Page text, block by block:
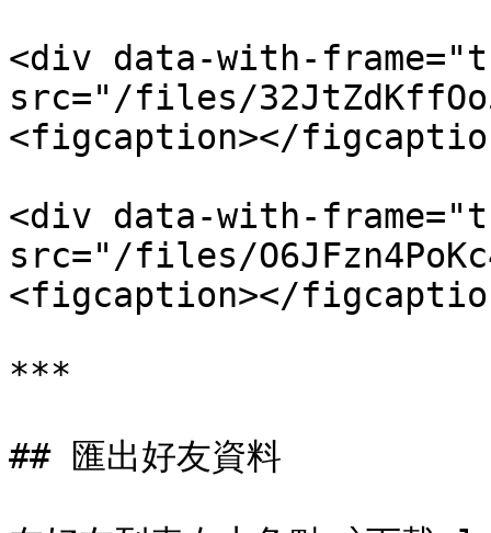
<div data-with-
src="/files/
<figcaption></
<div data-with-
src="/files/
<figcaption></
***
## 匯出好友資料